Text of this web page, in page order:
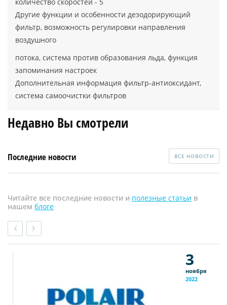
Другие функции и особенности дезодорирующий
фильтр, возможность регулировки направления
воздушного
потока, система против образования льда, функция
запоминания настроек
Дополнительная информация фильтр-антиоксидант,
система самоочистки фильтров
Недавно Вы смотрели
Последние новости ВСЕ НОВОСТИ
Читайте все последние новости и полезные статьи в
нашем блоге
3
ноября
2022